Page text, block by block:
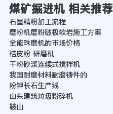
煤矿掘进机 相关推荐
石墨精粉加工流程
磨粉机磨粉破极软岩施工方案
全能珠磨机的市场价格
桔皮粉 研磨机
干粉砂浆连续式搅拌机
我国耐磨材料耐磨铸件的
粉钾长石生产线
山东建筑垃圾粉碎机
鞍山